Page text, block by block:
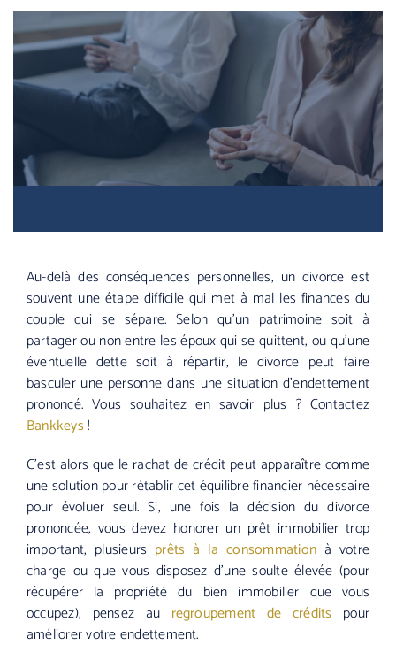
Au-delà des conséquences personnelles, un divorce est
souvent une étape difficile qui met à mal les finances du
couple qui se sépare. Selon qu’un patrimoine soit à
partager ou non entre les époux qui se quittent, ou qu’une
éventuelle dette soit à répartir, le divorce peut faire
basculer une personne dans une situation d’endettement
prononcé. Vous souhaitez en savoir plus ? Contactez
Bankkeys!
C’est alors que le rachat de crédit peut apparaître comme
une solution pour rétablir cet équilibre financier nécessaire
pour évoluer seul. Si, une fois la décision du divorce
prononcée, vous devez honorer un prêt immobilier trop
important, plusieurs prêts à la consommation à votre
charge ou que vous disposez d’une soulte élevée (pour
récupérer la propriété du bien immobilier que vous
occupez), pensez au regroupement de crédits pour
améliorer votre endettement.